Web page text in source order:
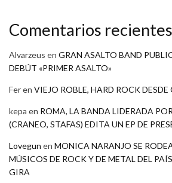
Comentarios recientes
Alvarzeus en GRAN ASALTO BAND
DEBÚT «PRIMER ASALTO»
Feren VIEJO ROBLE, HARD ROCK DESDE
kepa en ROMA, LA BANDA LIDERADA
(CRANEO, STAFAS) EDITA UN EP DE
Lovegun en MONICA NARANJO SE
MÚSICOS DE ROCK Y DE METAL DEL
GIRA